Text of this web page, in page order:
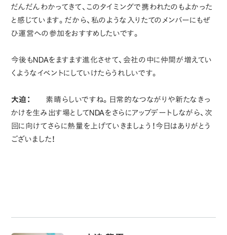
だんだんわかってきて、このタイミングで携われたのもよかった
と感じています。だから、私のような入りたてのメンバーにもぜ
ひ運営への参加をおすすめしたいです。
今後もNDAをますます進化させて、会社の中に仲間が増えてい
くようなイベントにしていけたらうれしいです。
大迫：
素晴らしいですね。日常的なつながりや新たなきっ
かけを生み出す場としてNDAをさらにアップデートしながら、次
回に向けてさらに熱量を上げていきましょう！今日はありがとう
ございました！